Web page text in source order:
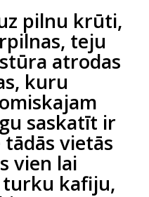
pilnu krūti,
teju
atrodas
kuru
saskatīt ir
vietās
vien lai
kafiju,